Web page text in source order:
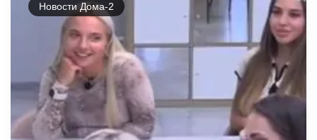
Новости Дома-2